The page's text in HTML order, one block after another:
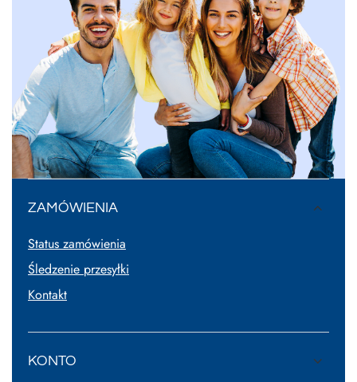
ZAMÓWIENIA
Status zamówienia
Śledzenie przesyłki
Kontakt
KONTO